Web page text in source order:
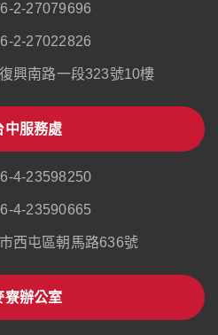
2-27079696
2-27022826
興南路一段323號10樓
中服務處
4-23598250
4-23590665
西屯區朝馬路636號
寮辦公室